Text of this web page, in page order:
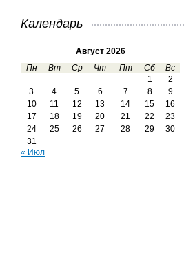
Календарь
Август 2026
Пн
Вт Ср Чт Пт Сб
Вс
1
2
3
4 5 6 7 8
9
10
11 12 13 14 15
16
17
18 19 20 21 22
23
24
25 26 27 28 29
30
31
« Июл